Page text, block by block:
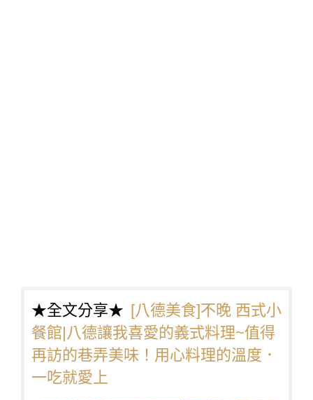
★全文分享★ [八德美食]不晚 西式小
餐館|八德讓我喜愛的義式料理~值得
再訪的巷弄美味！用心料理的溫度．
一吃就愛上